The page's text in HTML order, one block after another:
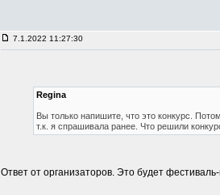
7.1.2022 11:27:30
Regina
Вы только напишите, что это конкурс.
т.к. я спрашивала ранее. Что решили
Ответ от организаторов. Это будет фестиваль-